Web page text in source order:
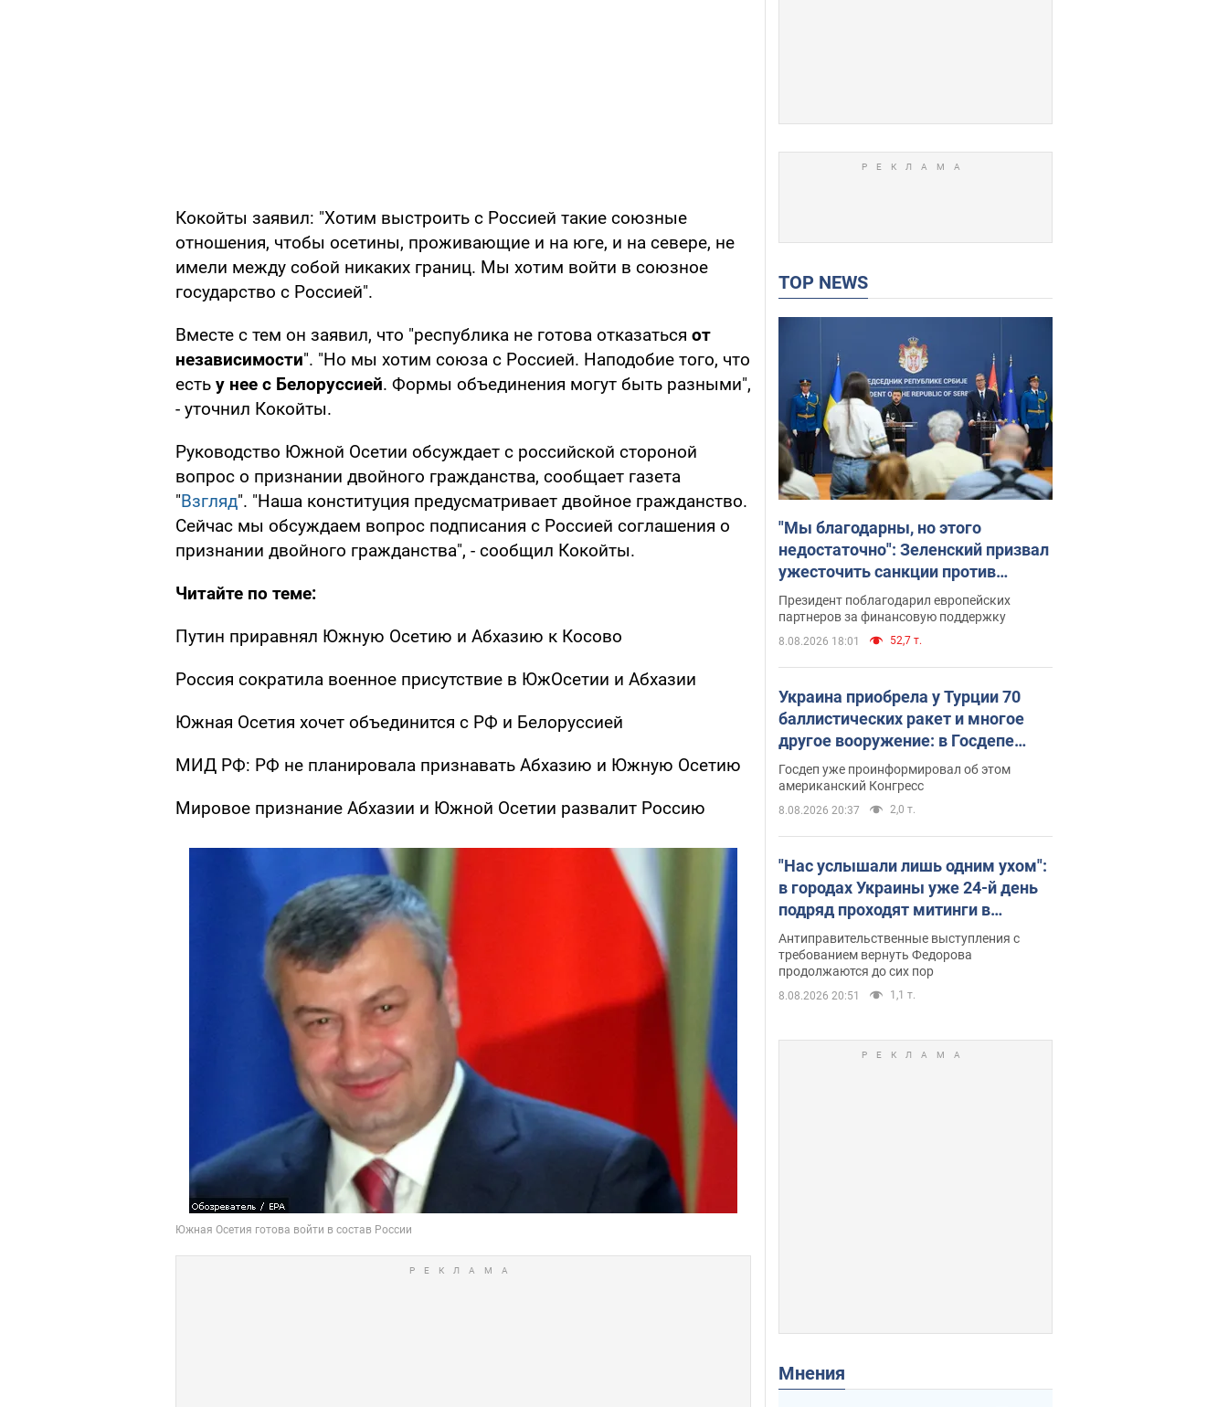
Кокойты заявил: "Хотим выстроить с Россией такие союзные
отношения, чтобы осетины, проживающие и на юге, и на севере, не
имели между собой никаких границ. Мы хотим войти в союзное
государство с Россией".
Вместе с тем он заявил, что "республика не готова отказаться от
независимости". "Но мы хотим союза с Россией. Наподобие того, что
есть у нее с Белоруссией. Формы объединения могут быть разными",
- уточнил Кокойты.
Руководство Южной Осетии обсуждает с российской стороной
вопрос о признании двойного гражданства, сообщает газета
"Взгляд". "Наша конституция предусматривает двойное гражданство.
Сейчас мы обсуждаем вопрос подписания с Россией соглашения о
признании двойного гражданства", - сообщил Кокойты.
Читайте по теме:
Путин приравнял Южную Осетию и Абхазию к Косово
Россия сократила военное присутствие в ЮжОсетии и Абхазии
Южная Осетия хочет объединится с РФ и Белоруссией
МИД РФ: РФ не планировала признавать Абхазию и Южную Осетию
Мировое признание Абхазии и Южной Осетии развалит Россию
TOP NEWS
"Мы благодарны, но этого
недостаточно": Зеленский призвал
ужесточить санкции против
России
Президент поблагодарил европейских
партнеров за финансовую поддержку
8.08.2026 18:01 52,7 т.
Украина приобрела у Турции 70
баллистических ракет и многое
другое вооружение: в Госдепе
США обнародовали список
Госдеп уже проинформировал об этом
американский Конгресс
8.08.2026 20:37 2,0 т.
"Нас услышали лишь одним ухом":
в городах Украины уже 24-й день
подряд проходят митинги в
поддержку Федорова. Фото и
видео
Антиправительственные выступления с
требованием вернуть Федорова
продолжаются до сих пор
8.08.2026 20:51 1,1 т.
Мнения